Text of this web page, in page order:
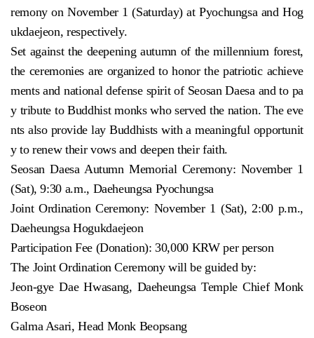
remony on November 1 (Saturday) at Pyochungsa and Hog
ukdaejeon, respectively.
Set against the deepening autumn of the millennium forest,
the ceremonies are organized to honor the patriotic achieve
ments and national defense spirit of Seosan Daesa and to pa
y tribute to Buddhist monks who served the nation. The eve
nts also provide lay Buddhists with a meaningful opportunit
y to renew their vows and deepen their faith.
Seosan Daesa Autumn Memorial Ceremony: November 1
(Sat), 9:30 a.m., Daeheungsa Pyochungsa
Joint Ordination Ceremony: November 1 (Sat), 2:00 p.m.,
Daeheungsa Hogukdaejeon
Participation Fee (Donation): 30,000 KRW per person
The Joint Ordination Ceremony will be guided by:
Jeon-gye Dae Hwasang, Daeheungsa Temple Chief Monk
Boseon
Galma Asari, Head Monk Beopsang